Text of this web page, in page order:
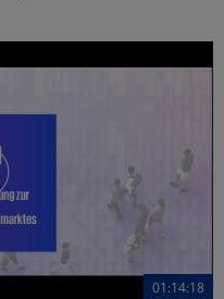
01:14:18